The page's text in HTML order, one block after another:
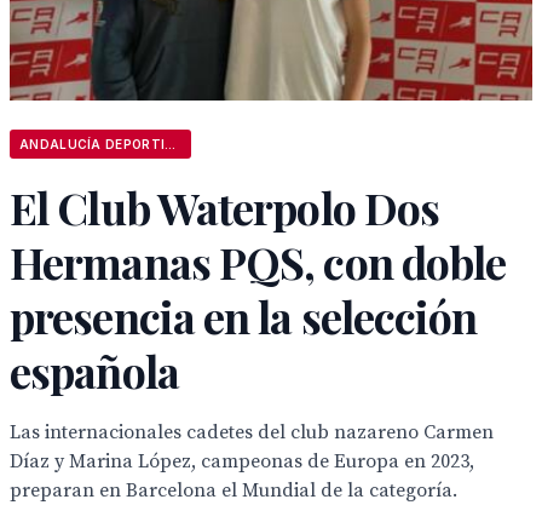
El Club Waterpolo Dos
Hermanas PQS, con doble
presencia en la selección
española
Las internacionales cadetes del club nazareno Carmen
Díaz y Marina López, campeonas de Europa en 2023,
preparan en Barcelona el Mundial de la categoría.